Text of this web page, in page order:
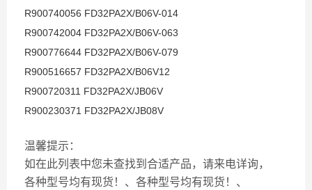
R900740056 FD32PA2X/B06V-014
R900742004 FD32PA2X/B06V-063
R900776644 FD32PA2X/B06V-079
R900516657 FD32PA2X/B06V12
R900720311 FD32PA2X/JB06V
R900230371 FD32PA2X/JB08V
温馨提示：
如在此列表中您未查找到合适产品，请来电详询，
各种型号均有现货！、各种型号均有现货！、